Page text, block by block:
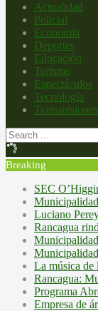
Actualidad
Policial
Economía
Deportes
Educación
Turismo
Espectáculos
Tecnología
Transmisiones
Breaking
SEC
Luciano
Rancagua
La música de
Rancagua:
Programa
Empresa de